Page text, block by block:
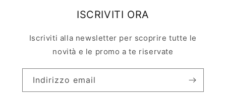
ISCRIVITI ORA
Iscriviti alla newsletter per scoprire tutte le
novità e le promo a te riservate
Indirizzo email